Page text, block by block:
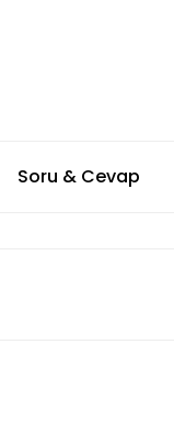
Soru & Cevap